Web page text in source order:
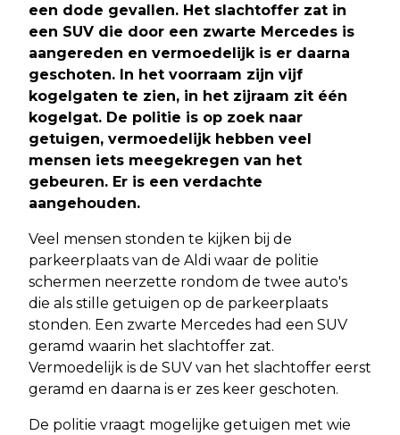
een dode gevallen. Het slachtoffer zat in
een SUV die door een zwarte Mercedes is
aangereden en vermoedelijk is er daarna
geschoten. In het voorraam zijn vijf
kogelgaten te zien, in het zijraam zit één
kogelgat. De politie is op zoek naar
getuigen, vermoedelijk hebben veel
mensen iets meegekregen van het
gebeuren. Er is een verdachte
aangehouden.
Veel mensen stonden te kijken bij de
parkeerplaats van de Aldi waar de politie
schermen neerzette rondom de twee auto's
die als stille getuigen op de parkeerplaats
stonden. Een zwarte Mercedes had een SUV
geramd waarin het slachtoffer zat.
Vermoedelijk is de SUV van het slachtoffer eerst
geramd en daarna is er zes keer geschoten.
De politie vraagt mogelijke getuigen met wie